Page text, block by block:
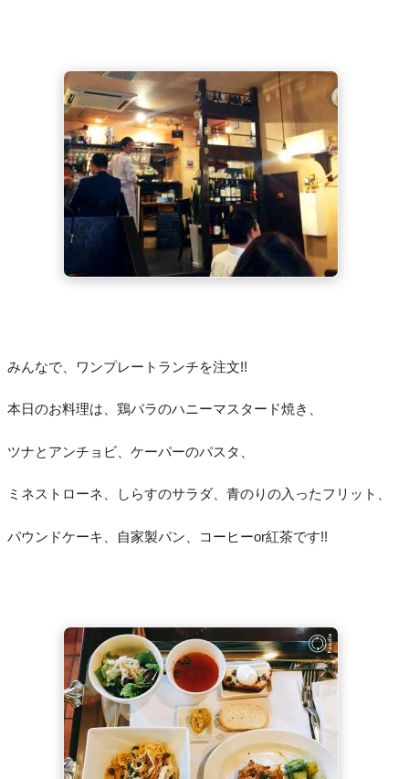
みんなで、ワンプレートランチを注文!!
本日のお料理は、鶏バラのハニーマスタード焼き、
ツナとアンチョビ、ケーパーのパスタ、
ミネストローネ、しらすのサラダ、青のりの入ったフリット、
パウンドケーキ、自家製パン、コーヒーor紅茶です!!